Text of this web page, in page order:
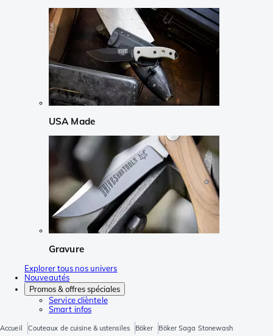
USA Made
Gravure
Explorer tous nos univers
Nouveautés
Promos & offres spéciales
Service clièntele
Smart infos
Accueil Couteaux de cuisine & ustensiles Böker Böker Saga Stonewash